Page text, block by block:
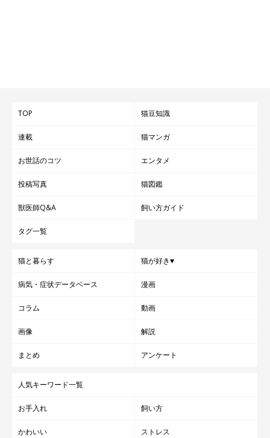
TOP 猫豆知識
連載 猫マンガ
お世話のコツ エンタメ
投稿写真 猫図鑑
獣医師Q&A 飼い方ガイド
タグ一覧
猫と暮らす 猫が好き♥
病気・症状データベース 漫画
コラム 動画
画像 解説
まとめ アンケート
人気キーワード一覧
お手入れ 飼い方
かわいい ストレス